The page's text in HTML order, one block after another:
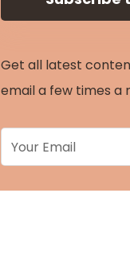
Get all latest
email a few times a